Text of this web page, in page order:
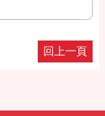
回上一頁